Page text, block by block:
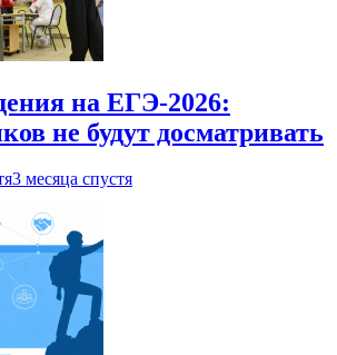
на ЕГЭ-2026:
не будут досматривать
3 месяца спустя